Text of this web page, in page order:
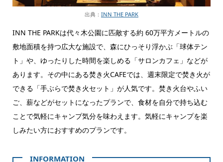
出典： INN THE PARK
INN THE PARKは代々木公園に匹敵する約 60万平方メートルの
敷地面積を持つ広大な施設で、森にひっそり浮かぶ「球体テン
ト」や、ゆったりした時間を楽しめる「サロンカフェ」などが
あります。その中にある焚き火CAFEでは、週末限定で焚き火が
できる「手ぶらで焚き火セット」が人気です。焚き火台やふい
ご、薪などがセットになったプランで、食材を自分で持ち込む
ことで気軽にキャンプ気分を味わえます。気軽にキャンプを楽
しみたい方におすすめのプランです。